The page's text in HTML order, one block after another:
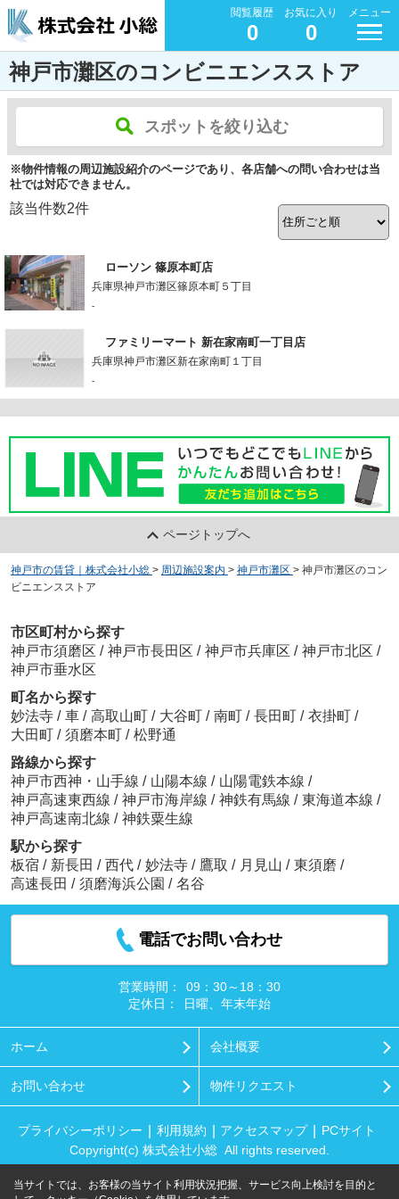
閲覧履歴
0
お気に入り
0
メニュー
神戸市灘区のコンビニエンスストア
スポットを絞り込む
※物件情報の周辺施設紹介のページであり、各店舗への問い合わせは当
社では対応できません。
該当件数2件
ローソン 篠原本町店
兵庫県神戸市灘区篠原本町５丁目
-
ファミリーマート 新在家南町一丁目店
兵庫県神戸市灘区新在家南町１丁目
-
ページトップへ
神戸市の賃貸｜株式会社小総 > 周辺施設案内 > 神戸市灘区 > 神戸市灘区のコン
ビニエンスストア
市区町村から探す
神戸市須磨区 / 神戸市長田区 / 神戸市兵庫区 / 神戸市北区 /
神戸市垂水区
町名から探す
妙法寺 / 車 / 高取山町 / 大谷町 / 南町 / 長田町 / 衣掛町 /
大田町 / 須磨本町 / 松野通
路線から探す
神戸市西神・山手線 / 山陽本線 / 山陽電鉄本線 /
神戸高速東西線 / 神戸市海岸線 / 神鉄有馬線 / 東海道本線 /
神戸高速南北線 / 神鉄粟生線
駅から探す
板宿 / 新長田 / 西代 / 妙法寺 / 鷹取 / 月見山 / 東須磨 /
高速長田 / 須磨海浜公園 / 名谷
電話でお問い合わせ
営業時間：
09：30～18：30
定休日：
日曜、年末年始
ホーム 会社概要
お問い合わせ 物件リクエスト
プライバシーポリシー 利用規約 アクセスマップ
PCサイト
Copyright(c) 株式会社小総 All rights reserved.
当サイトでは、お客様の当サイト利用状況把握、サービス向上検討を目的と